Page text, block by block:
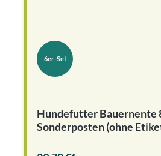
6er-Set
Hundefutter Bauernente
Sonderposten (ohne